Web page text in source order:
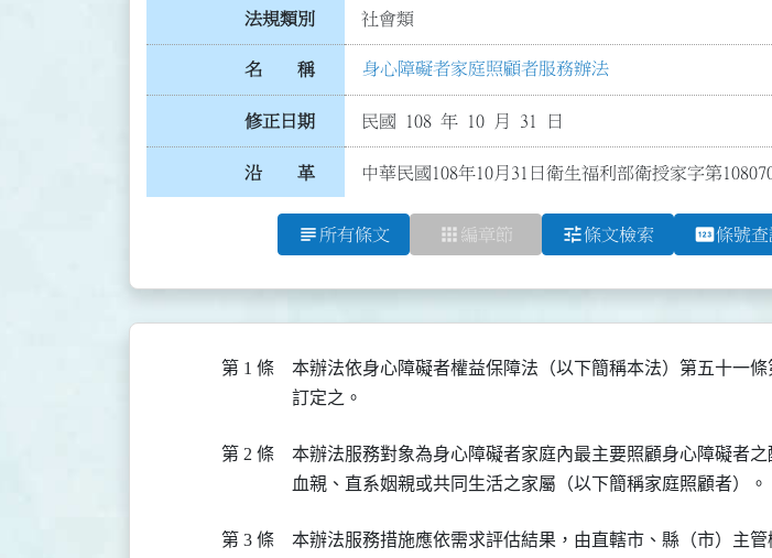
法規類別 社會類
名 稱 身心障礙者家庭照顧者服務辦法
修正日期 民國 108 年 10 月 31 日
沿 革 中華民國108年10月31日衛生福利部衛授家字第
subject 所有條文 apps 編章節 tune條文檢索 pin條號查
第 1 條
本辦法依身心障礙者權益保障法（以下簡稱本法）第五十一條
訂定之。
第 2 條
本辦法服務對象為身心障礙者家庭內最主要照顧身心障礙者之
血親、直系姻親或共同生活之家屬（以下簡稱家庭照顧者）。
第 3 條
本辦法服務措施應依需求評估結果，由直轄市、縣（市）主